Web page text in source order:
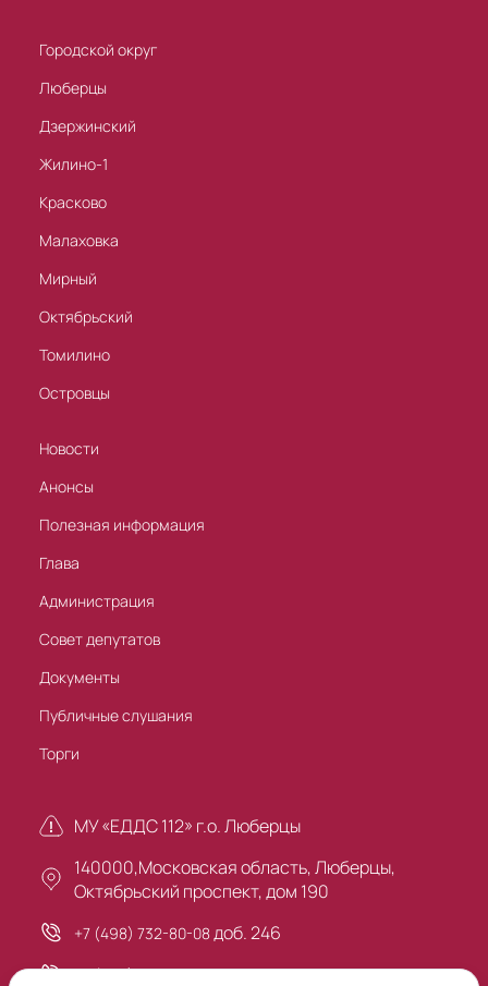
Городской округ
Люберцы
Дзержинский
Жилино-1
Красково
Малаховка
Мирный
Октябрьский
Томилино
Островцы
Новости
Анонсы
Полезная информация
Глава
Администрация
Совет депутатов
Документы
Публичные слушания
Торги
МУ «ЕДДС 112» г.о. Люберцы
140000,Московская область, Люберцы,
Октябрьский проспект, дом 190
+7 (498) 732-80-08 доб. 246
+7 (495) 503-30-00